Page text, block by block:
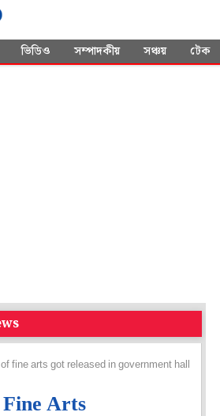
ভিডিও সম্পাদকীয় সঞ্চয় টেক
fine arts got released in government hall nandan
Arts